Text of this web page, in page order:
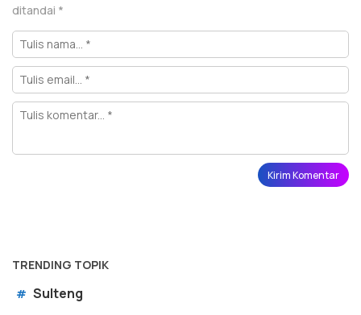
ditandai *
TRENDING TOPIK
# Sulteng